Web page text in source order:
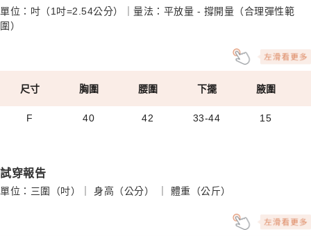
單位：吋（1吋=2.54公分）｜量法：平放量 - 撐開量（合理彈性範
圍）
尺寸 胸圍 腰圍 下擺 腋圍
F 40 42 33-44 15
試穿報告
單位：三圍（吋）｜ 身高（公分） ｜ 體重（公斤）